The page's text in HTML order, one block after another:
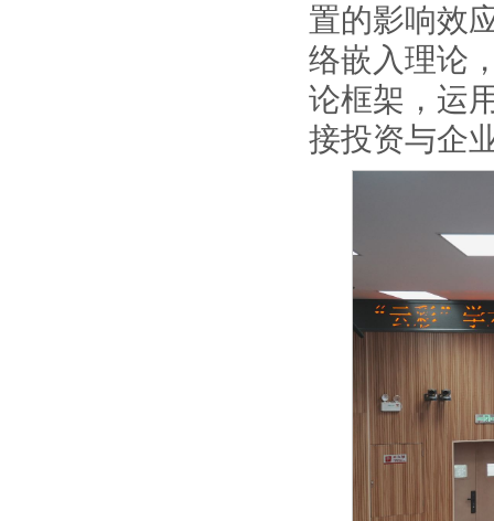
置的影响效
络嵌入理论
论框架，运
接投资与企